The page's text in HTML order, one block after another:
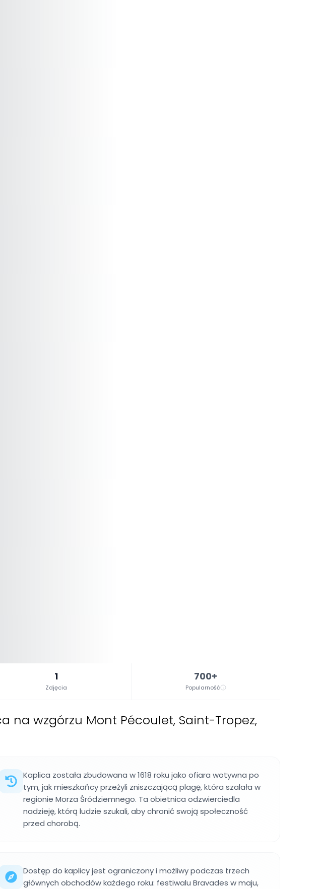
1
Zdjęcia
700+
Popularność
na wzgórzu Mont Pécoulet, Saint-Tropez,
Kaplica została zbudowana w 1618 roku jako ofiara wotywna po
tym, jak mieszkańcy przeżyli zniszczającą plagę, która szalała w
regionie Morza Śródziemnego. Ta obietnica odzwierciedla
nadzieję, którą ludzie szukali, aby chronić swoją społeczność
przed chorobą.
Dostęp do kaplicy jest ograniczony i możliwy podczas trzech
głównych obchodów każdego roku: festiwalu Bravades w maju,